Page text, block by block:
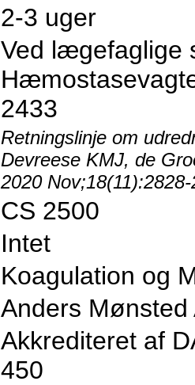
2-3 uger
Ved lægefaglige
2433
Retningslinje om
Devreese KMJ, de
2020
CS 2500
Intet
Koagulation og
Anders Mønsted
Akkrediteret af
450